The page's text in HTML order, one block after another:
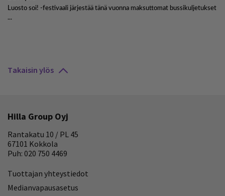
Takaisin ylös
Hilla Group Oyj
Rantakatu 10 / PL 45
67101 Kokkola
Puh: 020 750 4469
Tuottajan yhteystiedot
Medianvapausasetus